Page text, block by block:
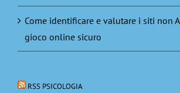
Come identificare e valutare i siti non
gioco online sicuro
RSS PSICOLOGIA